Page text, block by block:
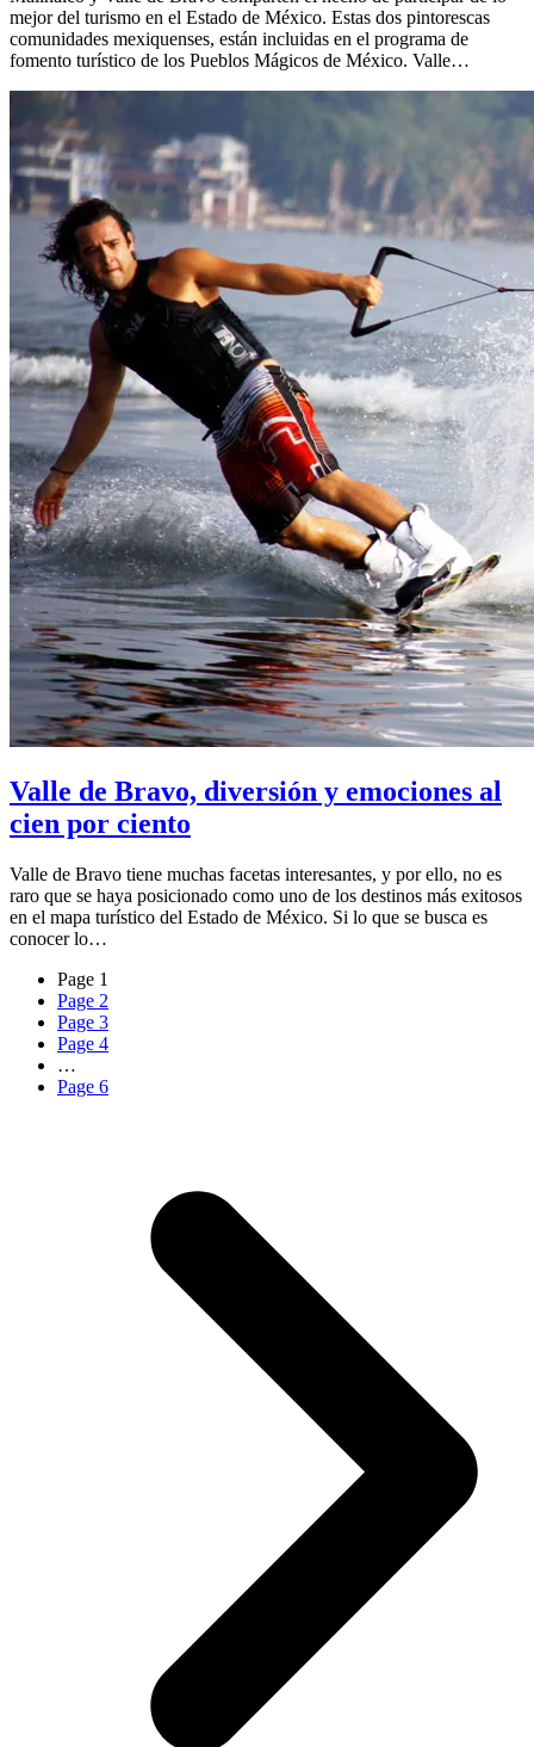
mejor del turismo en el Estado de México. Estas dos pintorescas
comunidades mexiquenses, están incluidas en el programa de
fomento turístico de los Pueblos Mágicos de México. Valle…
Valle de Bravo, diversión y emociones al
cien por ciento
Valle de Bravo tiene muchas facetas interesantes, y por ello, no es
raro que se haya posicionado como uno de los destinos más exitosos
en el mapa turístico del Estado de México. Si lo que se busca es
conocer lo…
Page 1
Page 2
Page 3
Page 4
…
Page 6